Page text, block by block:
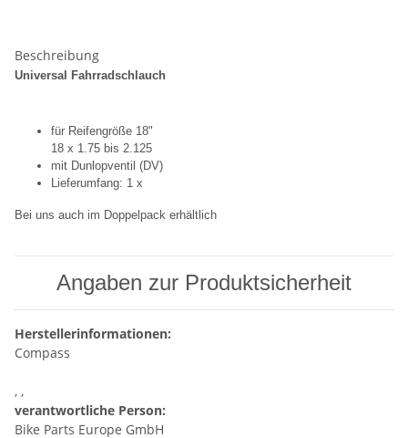
Beschreibung
Universal Fahrradschlauch
für Reifengröße 18"
18 x 1.75 bis 2.125
mit Dunlopventil (DV)
Lieferumfang: 1 x
Bei uns auch im Doppelpack erhältlich
Angaben zur Produktsicherheit
Herstellerinformationen:
Compass
, ,
verantwortliche Person:
Bike Parts Europe GmbH